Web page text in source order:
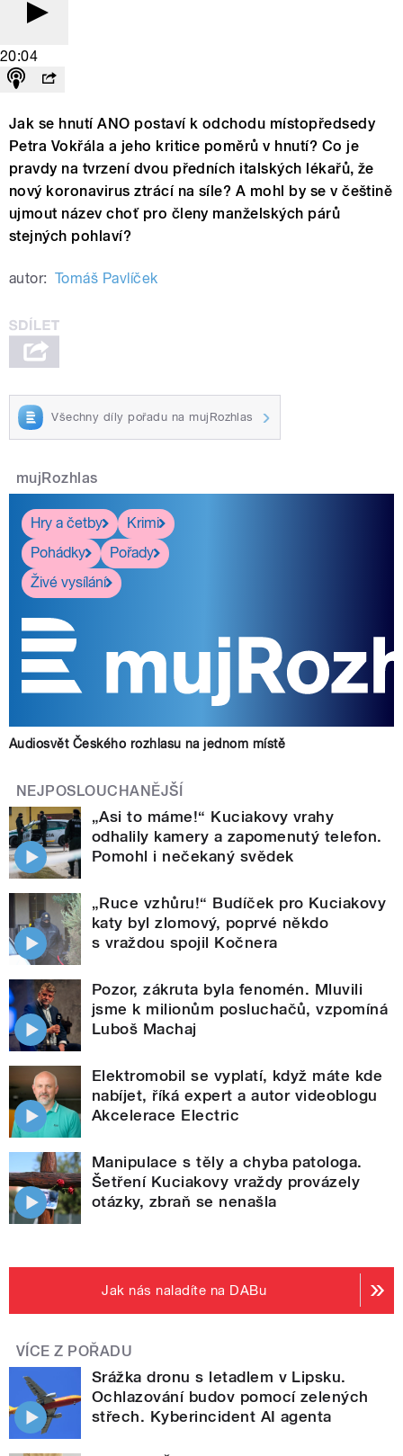
20:04
Jak se hnutí ANO postaví k odchodu místopředsedy
Petra Vokřála a jeho kritice poměrů v hnutí? Co je
pravdy na tvrzení dvou předních italských lékařů, že
nový koronavirus ztrácí na síle? A mohl by se v češtině
ujmout název choť pro členy manželských párů
stejných pohlaví?
autor: Tomáš Pavlíček
Všechny díly pořadu na mujRozhlas
mujRozhlas
Hry a četby
Krimi
Pohádky
Pořady
Živé vysílání
Audiosvět Českého rozhlasu na jednom místě
NEJPOSLOUCHANĚJŠÍ
„Asi to máme!“ Kuciakovy vrahy
odhalily kamery a zapomenutý telefon.
Pomohl i nečekaný svědek
„Ruce vzhůru!“ Budíček pro Kuciakovy
katy byl zlomový, poprvé někdo
s vraždou spojil Kočnera
Pozor, zákruta byla fenomén. Mluvili
jsme k milionům posluchačů, vzpomíná
Luboš Machaj
Elektromobil se vyplatí, když máte kde
nabíjet, říká expert a autor videoblogu
Akcelerace Electric
Manipulace s těly a chyba patologa.
Šetření Kuciakovy vraždy provázely
otázky, zbraň se nenašla
Jak nás naladíte na DABu
VÍCE Z POŘADU
Srážka dronu s letadlem v Lipsku.
Ochlazování budov pomocí zelených
střech. Kyberincident AI agenta